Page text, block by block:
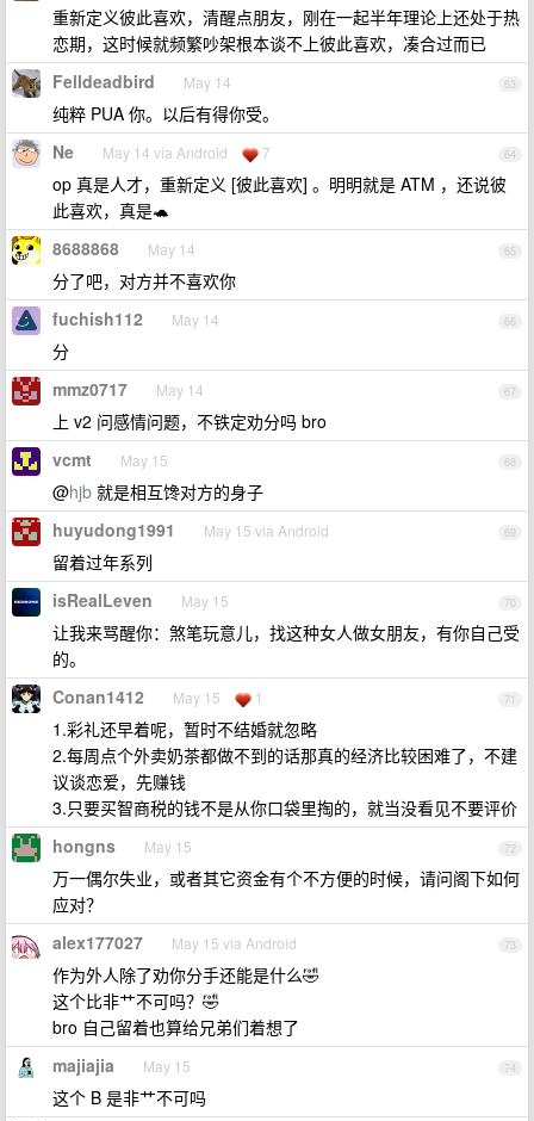
重新定义彼此喜欢，清醒点朋友，刚在一起半年理论上还处于热
恋期，这时候就频繁吵架根本谈不上彼此喜欢，凑合过而已
63
Felldeadbird May 14
纯粹 PUA 你。以后有得你受。
64
Ne May 14 via Android 7
op 真是人才，重新定义 [彼此喜欢] 。明明就是 ATM ，还说彼
此喜欢，真是🐢
65
8688868 May 14
分了吧，对方并不喜欢你
66
fuchish112 May 14
分
67
mmz0717 May 14
上 v2 问感情问题，不铁定劝分吗 bro
68
vcmt May 15
@hjb 就是相互馋对方的身子
69
huyudong1991 May 15 via Android
留着过年系列
70
isRealLeven May 15
让我来骂醒你：煞笔玩意儿，找这种女人做女朋友，有你自己受
的。
71
Conan1412 May 15 1
1.彩礼还早着呢，暂时不结婚就忽略
2.每周点个外卖奶茶都做不到的话那真的经济比较困难了，不建
议谈恋爱，先赚钱
3.只要买智商税的钱不是从你口袋里掏的，就当没看见不要评价
72
hongns May 15
万一偶尔失业，或者其它资金有个不方便的时候，请问阁下如何
应对？
73
alex177027 May 15 via Android
作为外人除了劝你分手还能是什么🤣
这个比非艹不可吗？🤣
bro 自己留着也算给兄弟们着想了
74
majiajia May 15
这个 B 是非艹不可吗